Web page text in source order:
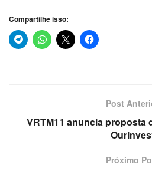
Compartilhe isso:
Post
VRTM11 anuncia proposta
Próximo